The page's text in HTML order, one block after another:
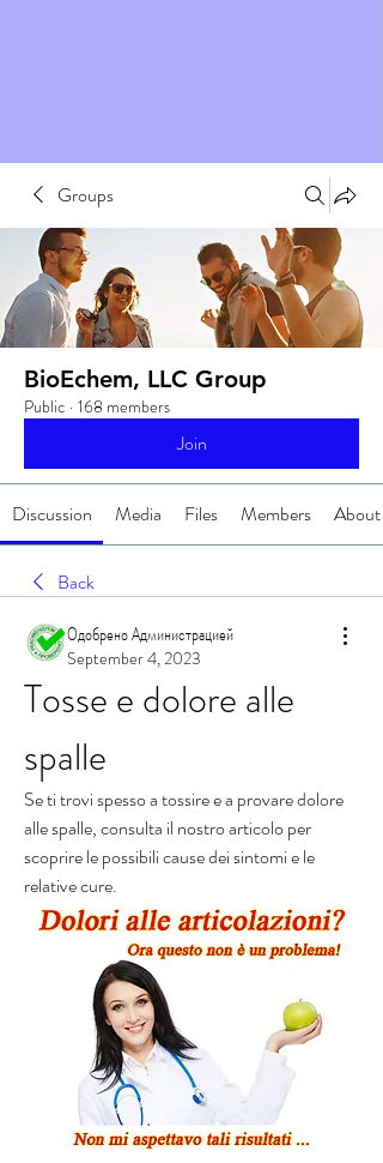
Groups
BioEchem, LLC Group
Public · 168 members
Join
Discussion Media Files Members About
Back
Одобрено Администрацией
September 4, 2023
Tosse e dolore alle
spalle
Se ti trovi spesso a tossire e a provare dolore
alle spalle, consulta il nostro articolo per
scoprire le possibili cause dei sintomi e le
relative cure.